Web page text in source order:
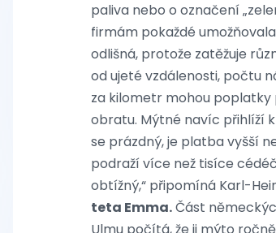
paliva nebo o označení
firmám pokaždé
odlišná, protože zatěžuje
od ujeté vzdálenosti, počtu
za kilometr mohou
obratu. Mýtné navíc přihlíží
se prázdný, je platba vyšší
podraží více než tisíce
obtížný,“ připomíná Karl-
teta Emma.Část